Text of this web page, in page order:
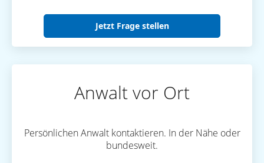
Jetzt Frage stellen
Anwalt vor Ort
Persönlichen Anwalt kontaktieren. In der Nähe oder
bundesweit.